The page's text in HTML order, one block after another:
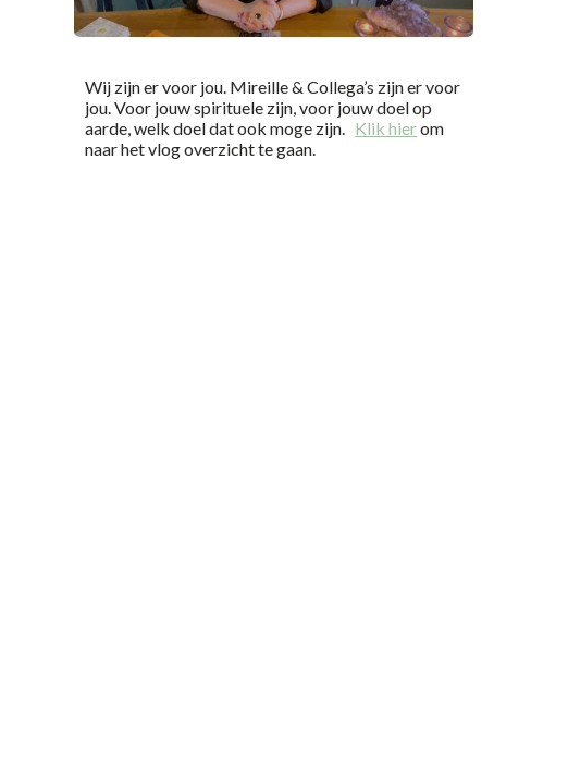
Wij zijn er voor jou. Mireille & Collega’s zijn er voor
jou. Voor jouw spirituele zijn, voor jouw doel op
aarde, welk doel dat ook moge zijn. Klik hierom
naar het vlog overzicht te gaan.